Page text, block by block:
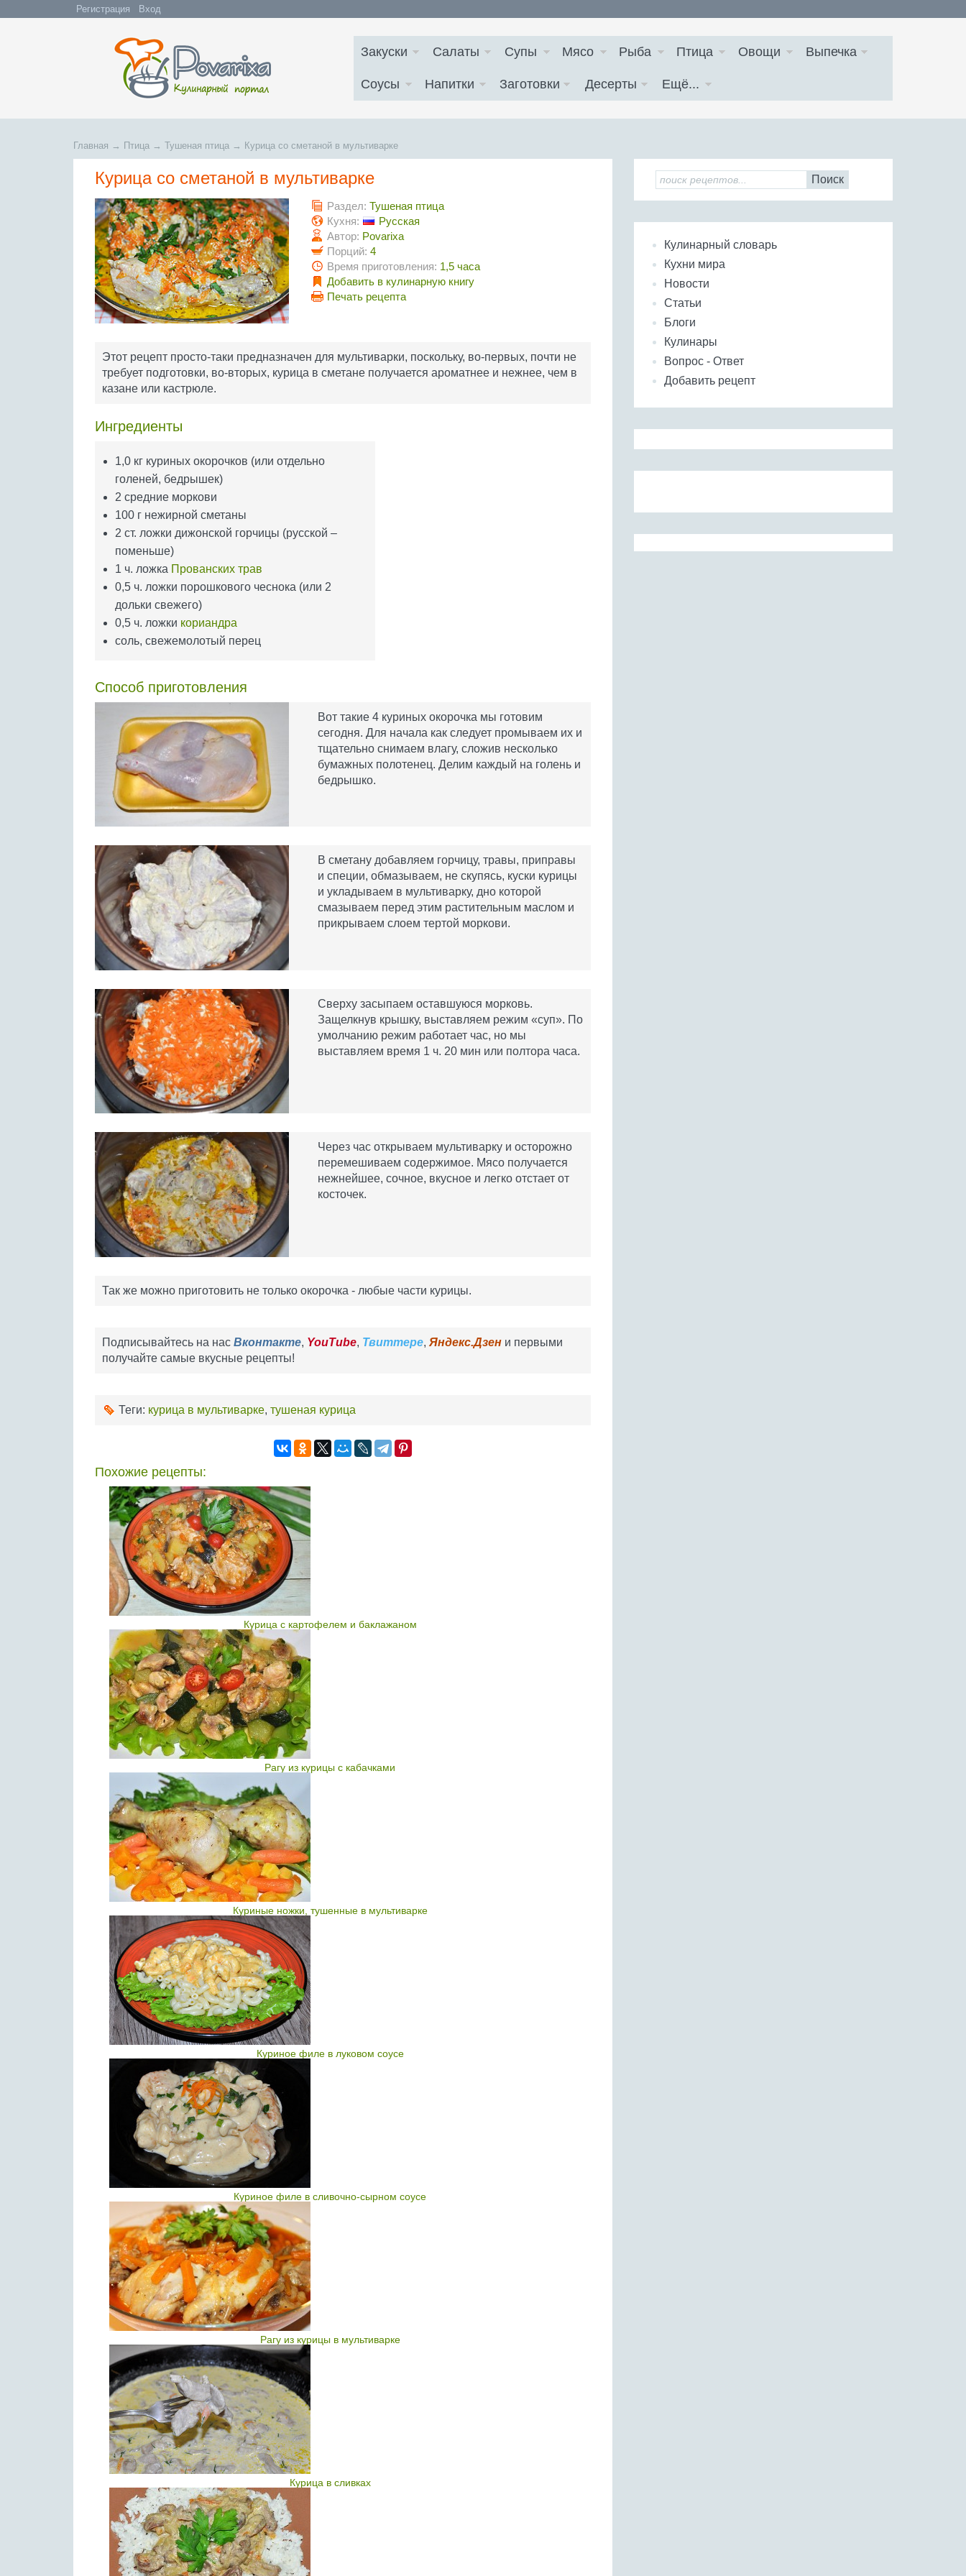
Регистрация Вход
Закуски Салаты Супы Мясо Рыба Птица Овощи Выпечка
Соусы Напитки Заготовки Десерты Ещё...
Главная → Птица → Тушеная птица → Курица со сметаной в мультиварке
Курица со сметаной в мультиварке
Раздел: Тушеная птица
Кухня:
Русская
Автор: Povarixa
Порций: 4
Время приготовления: 1,5 часа
Добавить в кулинарную книгу
Печать рецепта
Этот рецепт просто-таки предназначен для мультиварки, поскольку, во-первых, почти не
требует подготовки, во-вторых, курица в сметане получается ароматнее и нежнее, чем в
казане или кастрюле.
Ингредиенты
1,0 кг куриных окорочков (или отдельно
голеней, бедрышек)
2 средние моркови
100 г нежирной сметаны
2 ст. ложки дижонской горчицы (русской –
поменьше)
1 ч. ложка Прованских трав
0,5 ч. ложки порошкового чеснока (или 2
дольки свежего)
0,5 ч. ложки кориандра
соль, свежемолотый перец
Способ приготовления
Вот такие 4 куриных окорочка мы готовим
сегодня. Для начала как следует промываем их и
тщательно снимаем влагу, сложив несколько
бумажных полотенец. Делим каждый на голень и
бедрышко.
В сметану добавляем горчицу, травы, приправы
и специи, обмазываем, не скупясь, куски курицы
и укладываем в мультиварку, дно которой
смазываем перед этим растительным маслом и
прикрываем слоем тертой моркови.
Сверху засыпаем оставшуюся морковь.
Защелкнув крышку, выставляем режим «суп». По
умолчанию режим работает час, но мы
выставляем время 1 ч. 20 мин или полтора часа.
Через час открываем мультиварку и осторожно
перемешиваем содержимое. Мясо получается
нежнейшее, сочное, вкусное и легко отстает от
косточек.
Так же можно приготовить не только окорочка - любые части курицы.
Подписывайтесь на нас Вконтакте, YouTube, Твиттере, Яндекс.Дзен и первыми
получайте самые вкусные рецепты!
Теги: курица в мультиварке, тушеная курица
Похожие рецепты:
Курица с картофелем и баклажаном
Рагу из курицы с кабачками
Куриные ножки, тушенные в мультиварке
Куриное филе в луковом соусе
Куриное филе в сливочно-сырном соусе
Рагу из курицы в мультиварке
Курица в сливках
Поиск
Кулинарный словарь
Кухни мира
Новости
Статьи
Блоги
Кулинары
Вопрос - Ответ
Добавить рецепт